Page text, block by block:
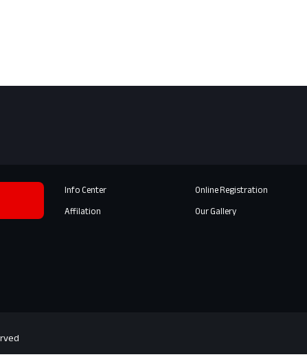
Info Center
Online Registration
Affilation
Our Gallery